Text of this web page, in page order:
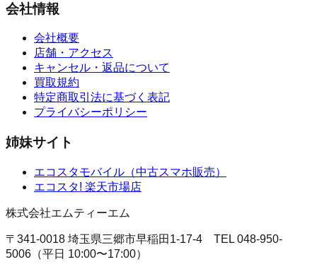
会社情報
会社概要
店舗・アクセス
キャンセル・返品について
買取規約
特定商取引法に基づく表記
プライバシーポリシー
姉妹サイト
エコスタモバイル （中古スマホ販売）
エコスタ! 楽天市場店
株式会社エムティーエム
〒341-0018 埼玉県三郷市早稲田1-17-4 TEL 048-950-
5006 （平日 10:00〜17:00）